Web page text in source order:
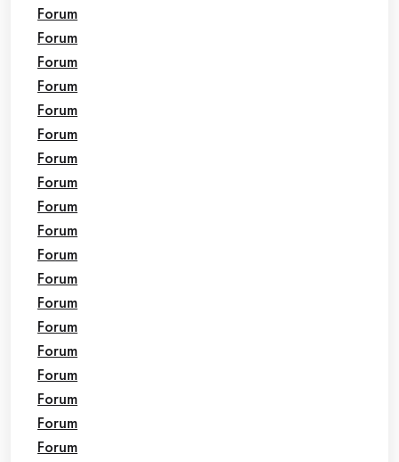
Forum
Forum
Forum
Forum
Forum
Forum
Forum
Forum
Forum
Forum
Forum
Forum
Forum
Forum
Forum
Forum
Forum
Forum
Forum